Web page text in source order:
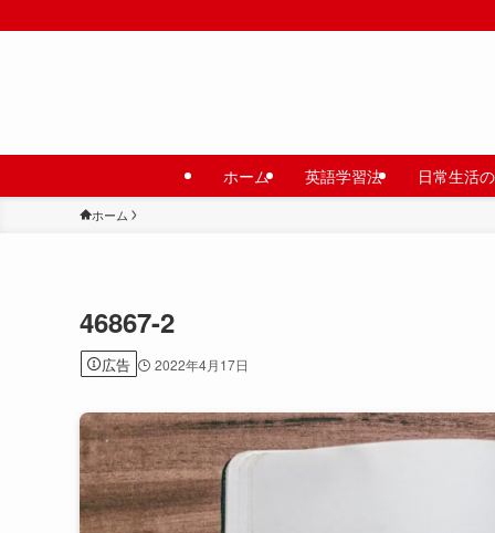
ホーム 英語学習法 日常生活
ホーム
46867-2
広告 2022年4月17日